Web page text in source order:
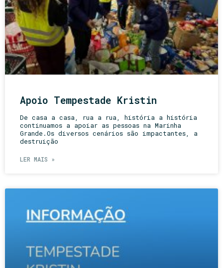
Apoio Tempestade Kristin
De casa a casa, rua a rua, história a história
continuamos a apoiar as pessoas na Marinha
Grande.Os diversos cenários são impactantes, a
destruição
LER MAIS »